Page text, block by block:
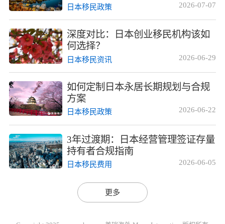
2026-07-07
日本移民政策
深度对比：日本创业移民机构该如
何选择？
2026-06-29
日本移民资讯
如何定制日本永居长期规划与合规
方案
2026-06-22
日本移民政策
3年过渡期：日本经营管理签证存量
持有者合规指南
2026-06-05
日本移民费用
更多